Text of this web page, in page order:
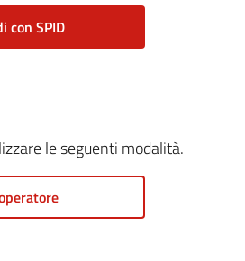
con SPID
le seguenti modalità.